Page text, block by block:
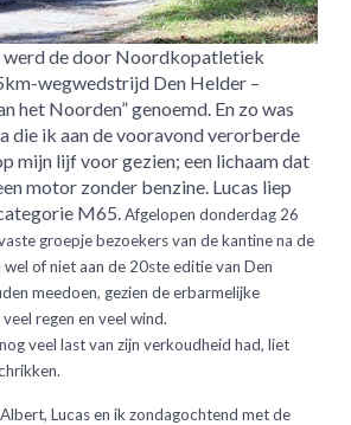
werd de door Noordkopatletiek
wegwedstrijd Den Helder –
het Noorden” genoemd. En zo was
die ik aan de vooravond verorberde
mijn lijf voor gezien; een lichaam dat
motor zonder benzine. Lucas liep
M65.Afgelopen donderdag 26
groepje bezoekers van de kantine na de
of niet aan de 20ste editie van Den
meedoen, gezien de erbarmelijke
regen en veel wind.
veel last van zijn verkoudheid had, liet
Lucas en ik zondagochtend met de